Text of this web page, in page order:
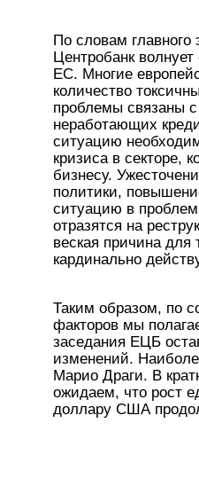
По словам
Центробанк волнует
ЕС. Многие
количество
проблемы связаны
неработающих
ситуацию
кризиса в секторе,
бизнесу.
политики,
ситуацию в
отразятся на
веская причина для
кардинально
Таким образом, по
факторов мы
заседания ЕЦБ
изменений.
Марио Драги. В
ожидаем, что рост
доллару США